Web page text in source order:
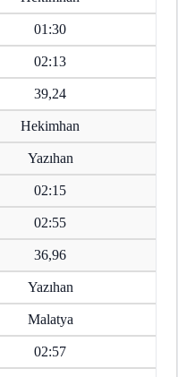
01:30
02:13
39,24
Hekimhan
Yazıhan
02:15
02:55
36,96
Yazıhan
Malatya
02:57